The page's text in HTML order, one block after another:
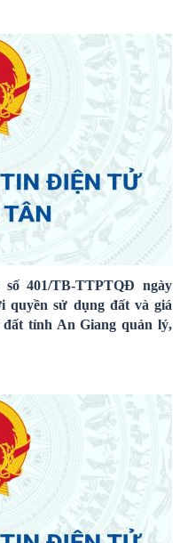
401/TB-TTPTQĐ ngày
quyền sử dụng đất và giá
tỉnh An Giang quản lý,